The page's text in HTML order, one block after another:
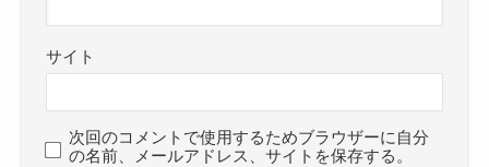
サイト
次回のコメントで使用するためブラウザーに自分
の名前、メールアドレス、サイトを保存する。